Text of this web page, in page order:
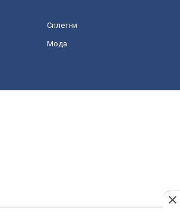
Сплетни
Мода